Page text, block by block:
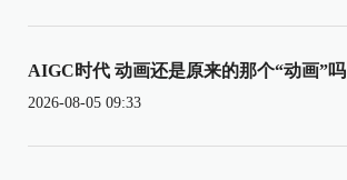
AIGC时代 动画还是原来的那个“动画”吗
2026-08-05 09:33